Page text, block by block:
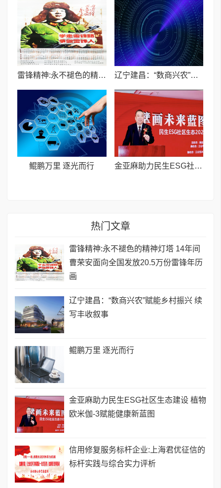
雷锋精神:永不褪色的精神灯塔 ​14年间曹荣安面向全国发放20.5万份雷锋年历画 辽宁建昌：“数商兴农”赋能乡村振兴 续写丰收叙事
鲲鹏万里 逐光而行 金亚麻助力民生ESG社区生态建设 植物欧米伽-3赋能健康新蓝图
热门文章
雷锋精神:永不褪色的精神灯塔 ​14年间
曹荣安面向全国发放20.5万份雷锋年历
画
辽宁建昌：“数商兴农”赋能乡村振兴 续
写丰收叙事
鲲鹏万里 逐光而行
金亚麻助力民生ESG社区生态建设 植物
欧米伽-3赋能健康新蓝图
信用修复服务标杆企业:上海君优征信的
标杆实践与综合实力评析